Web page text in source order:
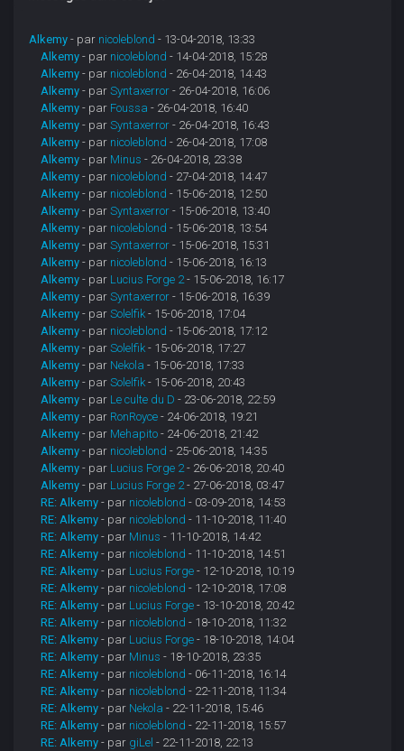
Alkemy - par nicoleblond - 13-04-2018, 13:33
Alkemy - par nicoleblond - 14-04-2018, 15:28
Alkemy - par nicoleblond - 26-04-2018, 14:43
Alkemy - parSyntaxerror - 26-04-2018, 16:06
Alkemy - par Foussa - 26-04-2018, 16:40
Alkemy - parSyntaxerror - 26-04-2018, 16:43
Alkemy - par nicoleblond - 26-04-2018, 17:08
Alkemy - par Minus - 26-04-2018, 23:38
Alkemy - par nicoleblond - 27-04-2018, 14:47
Alkemy - par nicoleblond - 15-06-2018, 12:50
Alkemy - parSyntaxerror - 15-06-2018, 13:40
Alkemy - par nicoleblond - 15-06-2018, 13:54
Alkemy - parSyntaxerror - 15-06-2018, 15:31
Alkemy - par nicoleblond - 15-06-2018, 16:13
Alkemy - par Lucius Forge 2- 15-06-2018, 16:17
Alkemy - parSyntaxerror - 15-06-2018, 16:39
Alkemy - parSolelfik - 15-06-2018, 17:04
Alkemy - par nicoleblond - 15-06-2018, 17:12
Alkemy - parSolelfik - 15-06-2018, 17:27
Alkemy - par Nekola - 15-06-2018, 17:33
Alkemy - parSolelfik - 15-06-2018, 20:43
Alkemy - par Le culte du D - 23-06-2018, 22:59
Alkemy - par RonRoyce - 24-06-2018, 19:21
Alkemy - par Mehapito - 24-06-2018, 21:42
Alkemy - par nicoleblond - 25-06-2018, 14:35
Alkemy - par Lucius Forge 2- 26-06-2018, 20:40
Alkemy - par Lucius Forge 2- 27-06-2018, 03:47
RE: Alkemy - par nicoleblond - 03-09-2018, 14:53
RE: Alkemy - par nicoleblond - 11-10-2018, 11:40
RE: Alkemy - par Minus - 11-10-2018, 14:42
RE: Alkemy - par nicoleblond - 11-10-2018, 14:51
RE: Alkemy - par Lucius Forge - 12-10-2018, 10:19
RE: Alkemy - par nicoleblond - 12-10-2018, 17:08
RE: Alkemy - par Lucius Forge - 13-10-2018, 20:42
RE: Alkemy - par nicoleblond - 18-10-2018, 11:32
RE: Alkemy - par Lucius Forge - 18-10-2018, 14:04
RE: Alkemy - par Minus - 18-10-2018, 23:35
RE: Alkemy - par nicoleblond - 06-11-2018, 16:14
RE: Alkemy - par nicoleblond - 22-11-2018, 11:34
RE: Alkemy - par Nekola - 22-11-2018, 15:46
RE: Alkemy - par nicoleblond - 22-11-2018, 15:57
RE: Alkemy - par giLel - 22-11-2018, 22:13